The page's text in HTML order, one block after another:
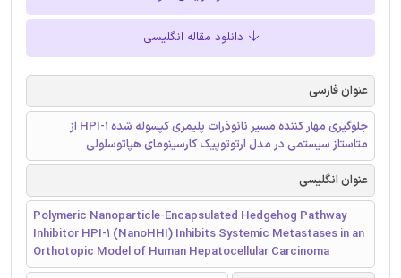
دانلود مقاله انگلیسی
عنوان فارسی
جلوگیری مهار کننده مسیر نانوذرات پلیمری کپسوله شده HPI-1 از
متاستاز سیستمی در مدل ارتوتوپیک کارسینومای هپاتوسلولی
عنوان انگلیسی
Polymeric Nanoparticle-Encapsulated Hedgehog Pathway
Inhibitor HPI-1 (NanoHHI) Inhibits Systemic Metastases in an
Orthotopic Model of Human Hepatocellular Carcinoma